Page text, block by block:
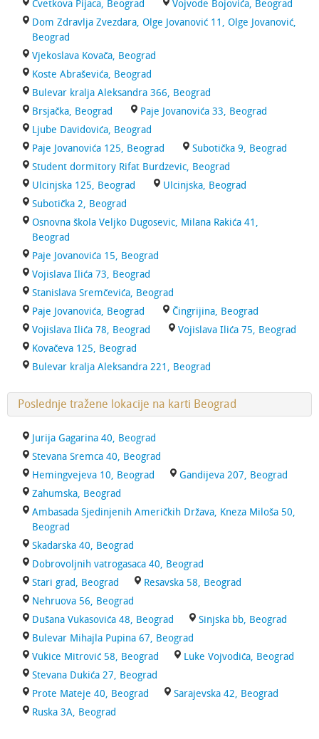
Cvetkova Pijaca, Beograd
Vojvode Bojovića, Beograd
Dom Zdravlja Zvezdara, Olge Jovanović 11, Olge Jovanović,
Beograd
Vjekoslava Kovača, Beograd
Koste Abraševića, Beograd
Bulevar kralja Aleksandra 366, Beograd
Brsjačka, Beograd
Paje Jovanovića 33, Beograd
Ljube Davidovića, Beograd
Paje Jovanovića 125, Beograd
Subotička 9, Beograd
Student dormitory Rifat Burdzevic, Beograd
Ulcinjska 125, Beograd
Ulcinjska, Beograd
Subotička 2, Beograd
Osnovna škola Veljko Dugosevic, Milana Rakića 41,
Beograd
Paje Jovanovića 15, Beograd
Vojislava Ilića 73, Beograd
Stanislava Sremčevića, Beograd
Paje Jovanovića, Beograd
Čingrijina, Beograd
Vojislava Ilića 78, Beograd
Vojislava Ilića 75, Beograd
Kovačeva 125, Beograd
Bulevar kralja Aleksandra 221, Beograd
Poslednje tražene lokacije na karti Beograd
Jurija Gagarina 40, Beograd
Stevana Sremca 40, Beograd
Hemingvejeva 10, Beograd
Gandijeva 207, Beograd
Zahumska, Beograd
Ambasada Sjedinjenih Američkih Država, Kneza Miloša 50,
Beograd
Skadarska 40, Beograd
Dobrovoljnih vatrogasaca 40, Beograd
Stari grad, Beograd
Resavska 58, Beograd
Nehruova 56, Beograd
Dušana Vukasovića 48, Beograd
Sinjska bb, Beograd
Bulevar Mihajla Pupina 67, Beograd
Vukice Mitrović 58, Beograd
Luke Vojvodića, Beograd
Stevana Dukića 27, Beograd
Prote Mateje 40, Beograd
Sarajevska 42, Beograd
Ruska 3A, Beograd